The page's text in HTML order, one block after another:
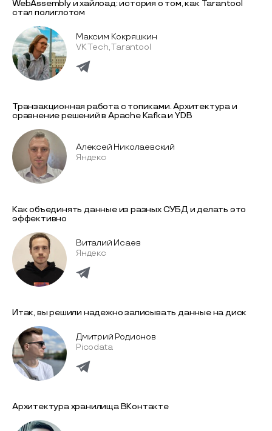
WebAssembly и хайлоад: история о том, как Tarantool
стал полиглотом
Максим Кокряшкин
VK Tech, Tarantool
Транзакционная работа с топиками. Архитектура и
сравнение решений в Apache Kafka и YDB
Алексей Николаевский
Яндекс
Как объединять данные из разных СУБД и делать это
эффективно
Виталий Исаев
Яндекс
Итак, вы решили надежно записывать данные на диск
Дмитрий Родионов
Picodata
Архитектура хранилища ВКонтакте